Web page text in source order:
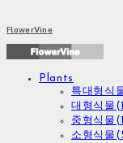
FlowerVine
Plants
특대형식
대형식물
중형식물
소형식물